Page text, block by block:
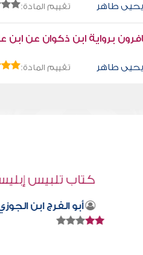
طاهر تقييم المادة:
برواية ابن ذكوان عن ابن
طاهر تقييم المادة:
إبليس 45
ابن الجوزي